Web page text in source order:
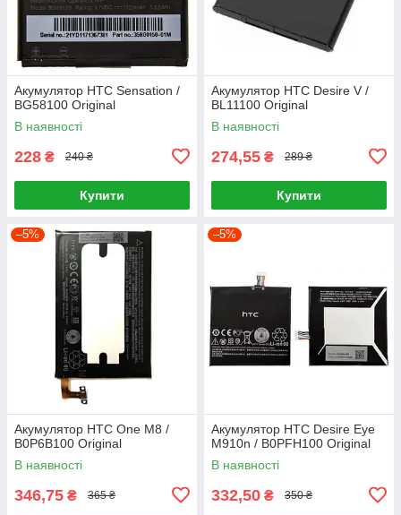
Акумулятор HTC Sensation /
BG58100 Original
В наявності
228 ₴ 240 ₴
Купити
Акумулятор HTC Desire V /
BL11100 Original
В наявності
274,55 ₴ 289 ₴
Купити
–5%
Акумулятор HTC One M8 /
B0P6B100 Original
В наявності
346,75 ₴ 365 ₴
–5%
Акумулятор HTC Desire Eye
M910n / B0PFH100 Original
В наявності
332,50 ₴ 350 ₴